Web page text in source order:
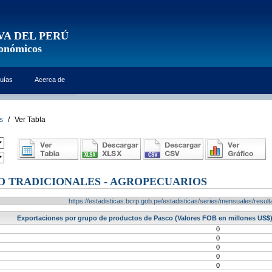
DEL PERÚ
Acerca de
/ Ver Tabla
TRADICIONALES - AGROPECUARIOS
https://estadisticas.bcrp.gob.pe/estadisticas/series/mensuales/
Exportaciones por grupo de productos de Pasco (Valores FOB en millones
0
0
0
0
0